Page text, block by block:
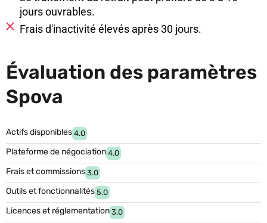
jours ouvrables.
Frais d'inactivité élevés après 30 jours.
Évaluation des paramètres
Spova
Actifs disponibles 4.0
Plateforme de négociation 4.0
Frais et commissions 3.0
Outils et fonctionnalités 5.0
Licences et réglementation 3.0